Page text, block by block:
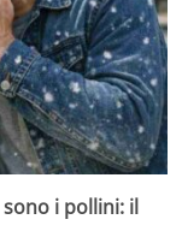
i pollini: il